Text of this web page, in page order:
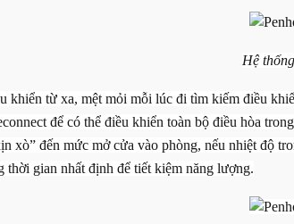
Hệ
khiển từ xa, mệt mỏi mỗi lúc đi tìm kiếm điều
để có thể điều khiển toàn bộ điều hòa
xò” đến mức mở cửa vào phòng, nếu nhiệt độ
thời gian nhất định để tiết kiệm năng lượng.